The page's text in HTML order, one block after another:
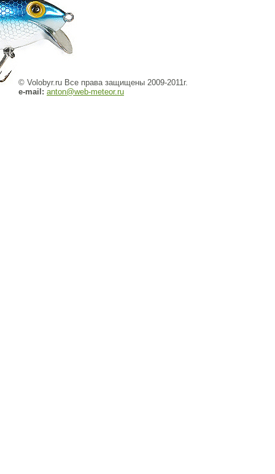
© Volobyr.ru Все права защищены 2009-2011г.
e-mail: anton@web-meteor.ru